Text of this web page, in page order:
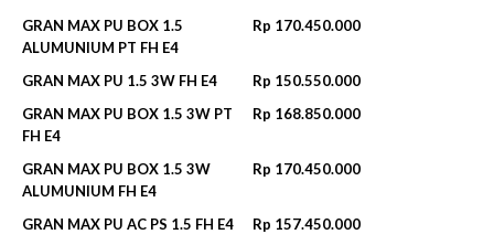
GRAN MAX PU BOX 1.5
ALUMUNIUM PT FH E4
Rp 170.450.000
GRAN MAX PU 1.5 3W FH E4
Rp 150.550.000
GRAN MAX PU BOX 1.5 3W PT
FH E4
Rp 168.850.000
GRAN MAX PU BOX 1.5 3W
ALUMUNIUM FH E4
Rp 170.450.000
GRAN MAX PU AC PS 1.5 FH E4
Rp 157.450.000